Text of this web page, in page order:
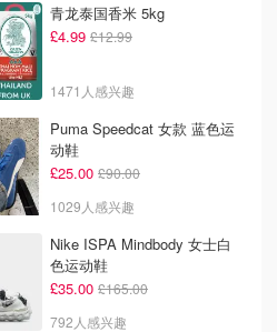
青龙泰国香米 5kg
£4.99 £12.99
1471人感兴趣
Puma Speedcat 女款 蓝色运
动鞋
£25.00 £90.00
1029人感兴趣
Nike ISPA Mindbody 女士白
色运动鞋
£35.00 £165.00
792人感兴趣